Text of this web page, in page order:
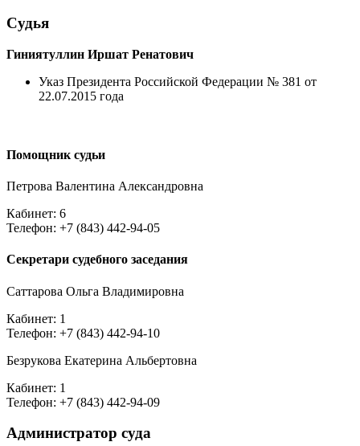
Судья
Гиниятуллин Иршат Ренатович
Указ Президента Российской Федерации № 381 от
22.07.2015 года
Помощник судьи
Петрова Валентина Александровна
Кабинет: 6
Телефон: +7 (843) 442-94-05
Секретари судебного заседания
Саттарова Ольга Владимировна
Кабинет: 1
Телефон: +7 (843) 442-94-10
Безрукова Екатерина Альбертовна
Кабинет: 1
Телефон: +7 (843) 442-94-09
Администратор суда